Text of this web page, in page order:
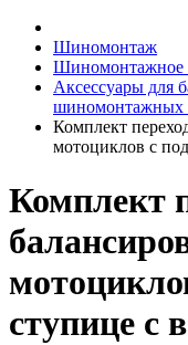
Шиномонтаж
Шиномонтажное
Аксессуары для
шиномонтажных
Комплект
мотоциклов с
Комплект
ступице с